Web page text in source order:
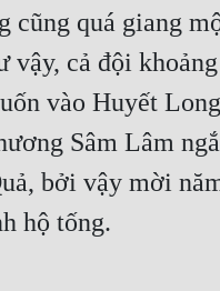
cũng quá giang
vậy, cả đội
vào Huyết
Sâm Lâm
bởi vậy mời
hộ tống.